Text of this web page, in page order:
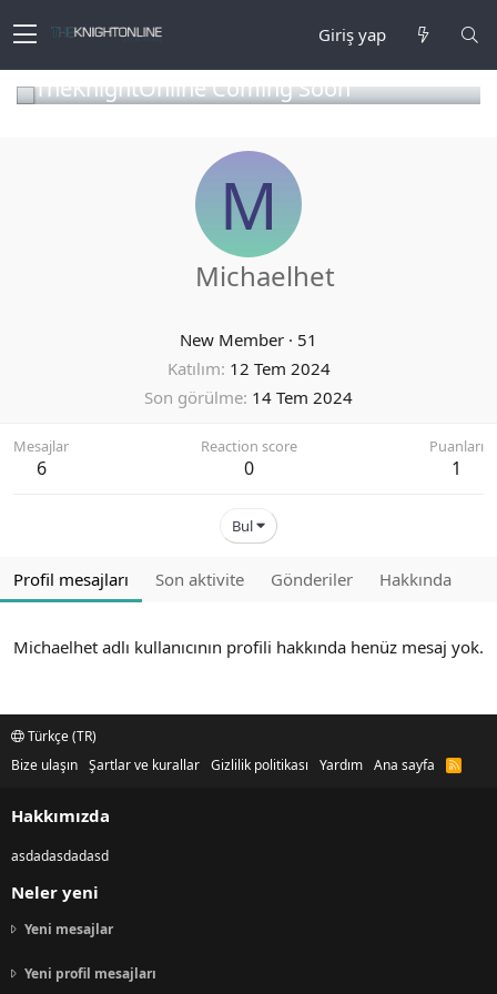
Giriş yap
TheKnightOnline Coming Soon
M
Michaelhet
New Member · 51
Katılım 12 Tem 2024
Son görülme 14 Tem 2024
Mesajlar
6
Reaction score
0
Puanları
1
Bul
Profil mesajları Son aktivite Gönderiler Hakkında
Michaelhet adlı kullanıcının profili hakkında henüz mesaj yok.
Türkçe (TR)
Bize ulaşın Şartlar ve kurallar Gizlilik politikası Yardım Ana sayfa
R
Hakkımızda
asdadasdadasd
Neler yeni
Yeni mesajlar
Yeni profil mesajları